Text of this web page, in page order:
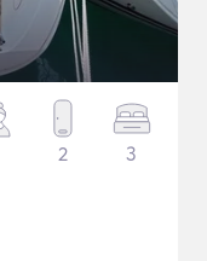
2 3